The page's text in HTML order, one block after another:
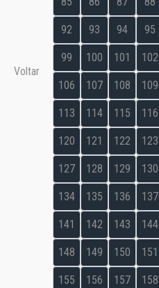
Voltar
92 93 94 95
99 100 101 102
106 107 108 109
113 114 115 116
120 121 122 123
127 128 129 130
134 135 136 137
141 142 143 144
148 149 150 151
155 156 157 158